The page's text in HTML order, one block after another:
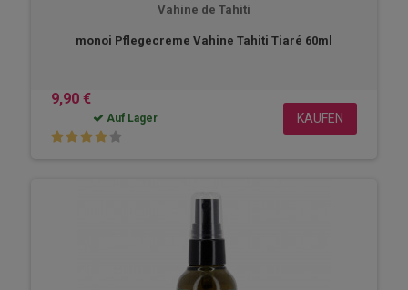
Vahine de Tahiti
monoi Pflegecreme Vahine Tahiti Tiaré 60ml
9,90 €
Auf Lager KAUFEN